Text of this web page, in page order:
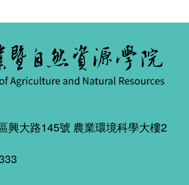
大路145號 農業環境科學大樓2